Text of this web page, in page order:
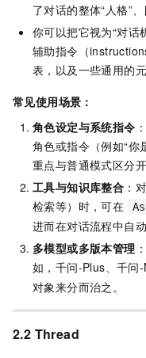
了对话的整体“人格”
你可以把它视为“对话
辅助指令（
表，以及一些通用的
常见使用场景：
角色设定与系统指令
角色或指令（例如“你
重点与普通模式区分开
工具与知识库整合 ：
检索等）时，可在
进而在对话流程中自动
多模型或多版本管理
如，千问-Plus、千问
对象来分而治之。
2.2 Thread